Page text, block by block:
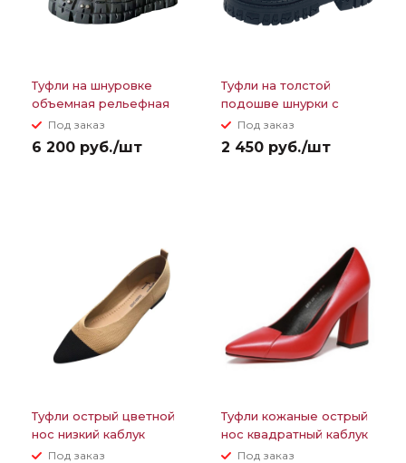
Туфли на шнуровке
объемная рельефная
подошва с металл
деталями
Под заказ
6 200 руб./шт
Туфли на толстой
подошве шнурки с
металлической
овальной деталью
Под заказ
2 450 руб./шт
Туфли острый цветной
нос низкий каблук
Под заказ
Туфли кожаные острый
нос квадратный каблук
7 смПод заказ